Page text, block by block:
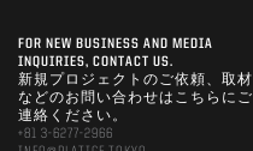
FOR NEW BUSINESS AND MEDIA
INQUIRIES, CONTACT US.
新規プロジェクトのご依頼、取材
などのお問い合わせはこちらにご
連絡ください。
+81 3-6277-2966